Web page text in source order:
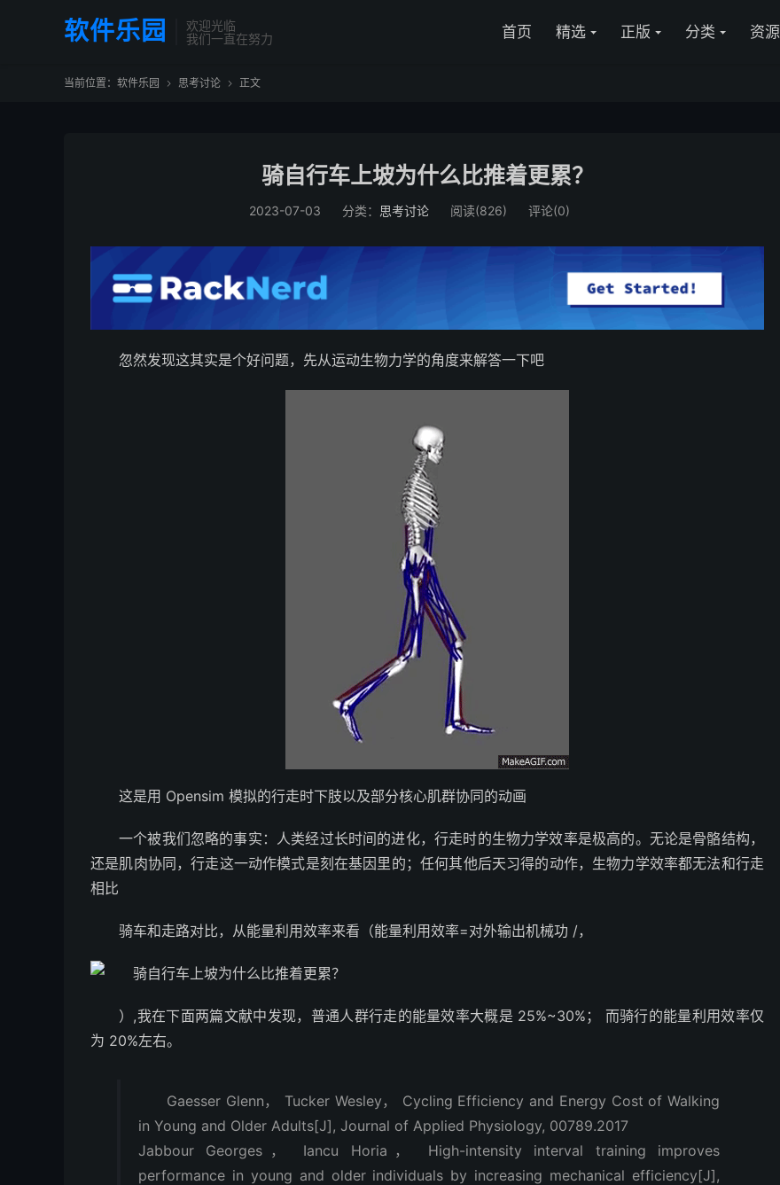
软件乐园
欢迎光临
我们一直在努力
首页 精选 正版 分类 资源
当前位置： 软件乐园  思考讨论  正文
骑自行车上坡为什么比推着更累？
2023-07-03 分类： 思考讨论 阅读(826) 评论(0)
忽然发现这其实是个好问题，先从运动生物力学的角度来解答一下吧
这是用 Opensim 模拟的行走时下肢以及部分核心肌群协同的动画
一个被我们忽略的事实：人类经过长时间的进化，行走时的生物力学效率是极高的。无论是骨骼结构，
还是肌肉协同，行走这一动作模式是刻在基因里的；任何其他后天习得的动作，生物力学效率都无法和行走
相比
骑车和走路对比，从能量利用效率来看（能量利用效率=对外输出机械功 /，
）,我在下面两篇文献中发现，普通人群行走的能量效率大概是 25%~30%； 而骑行的能量利用效率仅
为 20%左右。
Gaesser Glenn， Tucker Wesley， Cycling Efficiency and Energy Cost of Walking
in Young and Older Adults[J], Journal of Applied Physiology, 00789.2017
Jabbour Georges， Iancu Horia， High-intensity interval training improves
performance in young and older individuals by increasing mechanical efficiency[J],